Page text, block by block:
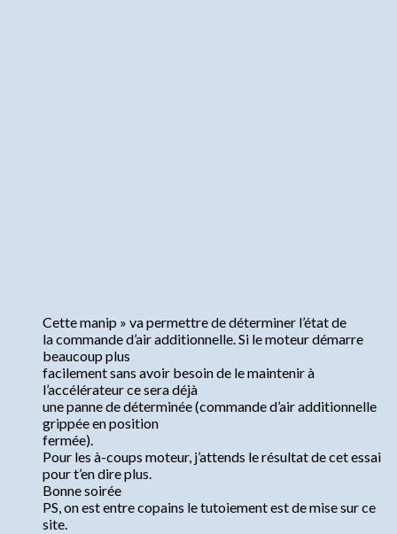
Cette manip » va permettre de déterminer l’état de
la commande d’air additionnelle. Si le moteur démarre
beaucoup plus
facilement sans avoir besoin de le maintenir à
l’accélérateur ce sera déjà
une panne de déterminée (commande d’air additionnelle
grippée en position
fermée).
Pour les à-coups moteur, j’attends le résultat de cet essai
pour t’en dire plus.
Bonne soirée
PS, on est entre copains le tutoiement est de mise sur ce
site.